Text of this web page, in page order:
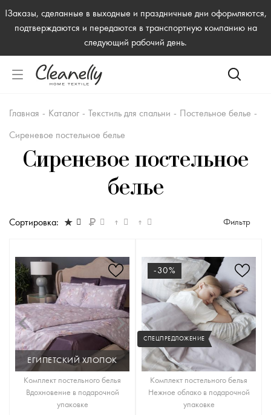
!Заказы, сделанные в выходные и праздничные дни оформляются,
подтверждаются и передаются в транспортную компанию на
следующий рабочий день.
Главная - Каталог - Текстиль для спальни - Постельное белье -
Сиреневое постельное белье
Сиреневое постельное
белье
Фильтр
Сортировка:
ЕГИПЕТСКИЙ ХЛОПОК
Комплект постельного белья
Вдохновение в подарочной
упаковке
-30%
СПЕЦПРЕДЛОЖЕНИЕ
Комплект постельного белья
Нежное облако в подарочной
упаковке